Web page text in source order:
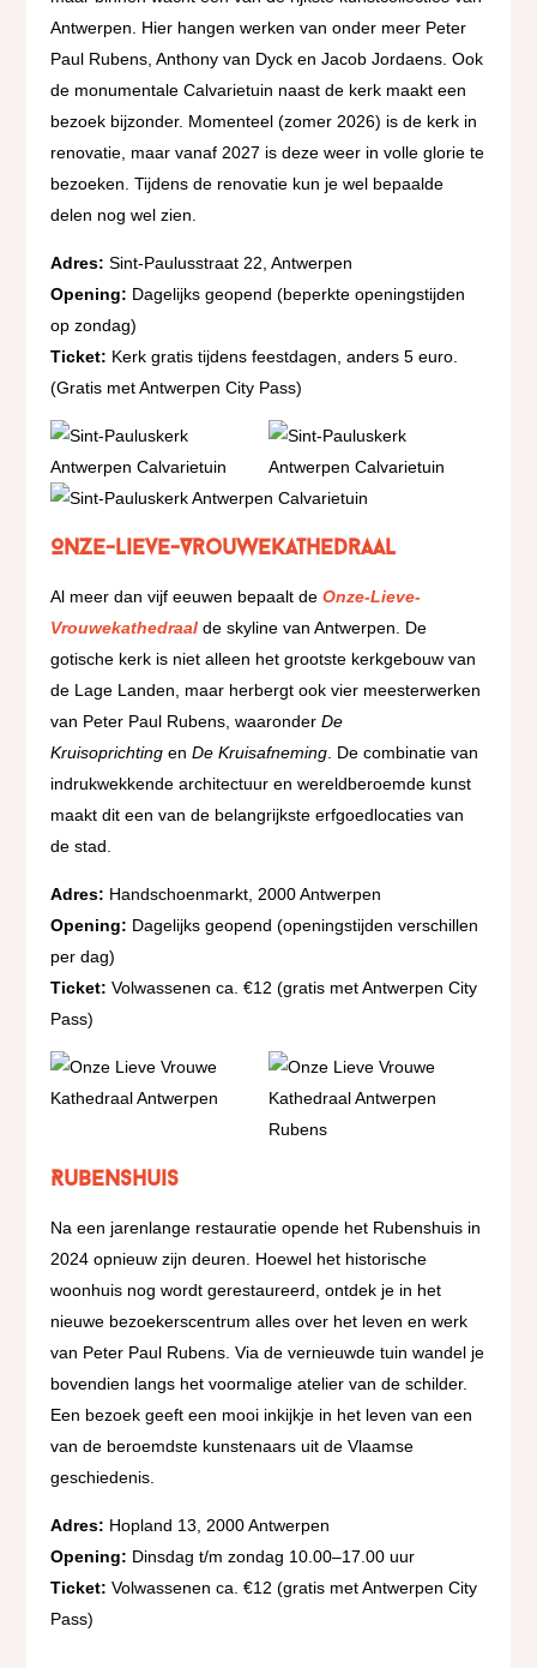
Antwerpen. Hier hangen werken van onder meer Peter
Paul Rubens, Anthony van Dyck en Jacob Jordaens. Ook
de monumentale Calvarietuin naast de kerk maakt een
bezoek bijzonder. Momenteel (zomer 2026) is de kerk in
renovatie, maar vanaf 2027 is deze weer in volle glorie te
bezoeken. Tijdens de renovatie kun je wel bepaalde
delen nog wel zien.
Adres: Sint-Paulusstraat 22, Antwerpen
Opening: Dagelijks geopend (beperkte openingstijden
op zondag)
Ticket: Kerk gratis tijdens feestdagen, anders 5 euro.
(Gratis met Antwerpen City Pass)
Onze-Lieve-Vrouwekathedraal
Al meer dan vijf eeuwen bepaalt deOnze-Lieve-
Vrouwekathedraal de skyline van Antwerpen. De
gotische kerk is niet alleen het grootste kerkgebouw van
de Lage Landen, maar herbergt ook vier meesterwerken
van Peter Paul Rubens, waaronderDe
Kruisoprichting enDe Kruisafneming. De combinatie van
indrukwekkende architectuur en wereldberoemde kunst
maakt dit een van de belangrijkste erfgoedlocaties van
de stad.
Adres: Handschoenmarkt, 2000 Antwerpen
Opening: Dagelijks geopend (openingstijden verschillen
per dag)
Ticket: Volwassenen ca. €12 (gratis met Antwerpen City
Pass)
Rubenshuis
Na een jarenlange restauratie opende het Rubenshuis in
2024 opnieuw zijn deuren. Hoewel het historische
woonhuis nog wordt gerestaureerd, ontdek je in het
nieuwe bezoekerscentrum alles over het leven en werk
van Peter Paul Rubens. Via de vernieuwde tuin wandel je
bovendien langs het voormalige atelier van de schilder.
Een bezoek geeft een mooi inkijkje in het leven van een
van de beroemdste kunstenaars uit de Vlaamse
geschiedenis.
Adres: Hopland 13, 2000 Antwerpen
Opening: Dinsdag t/m zondag 10.00–17.00 uur
Ticket: Volwassenen ca. €12 (gratis met Antwerpen City
Pass)